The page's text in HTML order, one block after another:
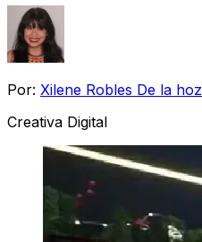
Por: Xilene Robles De la hoz
Creativa Digital